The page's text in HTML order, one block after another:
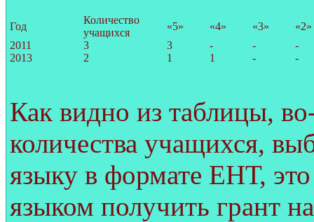
Год
Количество
учащихся
«5» «4» «3»
«2»
2011
3 3 - -
-
2013
2 1 1 - -
Как видно из таблицы,
количества учащихся,
языку в формате ЕНТ,
языком получить грант